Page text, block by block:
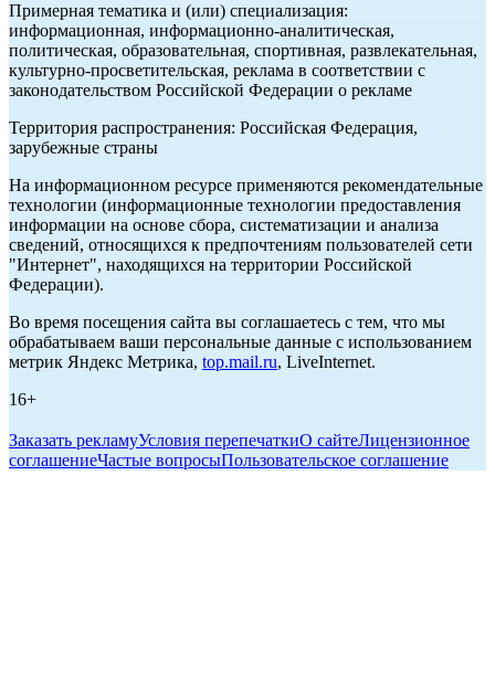
Примерная тематика и (или) специализация:
информационная, информационно-аналитическая,
политическая, образовательная, спортивная, развлекательная,
культурно-просветительская, реклама в соответствии с
законодательством Российской Федерации о рекламе
Территория распространения: Российская Федерация,
зарубежные страны
На информационном ресурсе применяются рекомендательные
технологии (информационные технологии предоставления
информации на основе сбора, систематизации и анализа
сведений, относящихся к предпочтениям пользователей сети
"Интернет", находящихся на территории Российской
Федерации).
Во время посещения сайта вы соглашаетесь с тем, что мы
обрабатываем ваши персональные данные с использованием
метрик Яндекс Метрика, top.mail.ru, LiveInternet.
16+
Заказать рекламуУсловия перепечаткиО сайтеЛицензионное
соглашениеЧастые вопросыПользовательское соглашение